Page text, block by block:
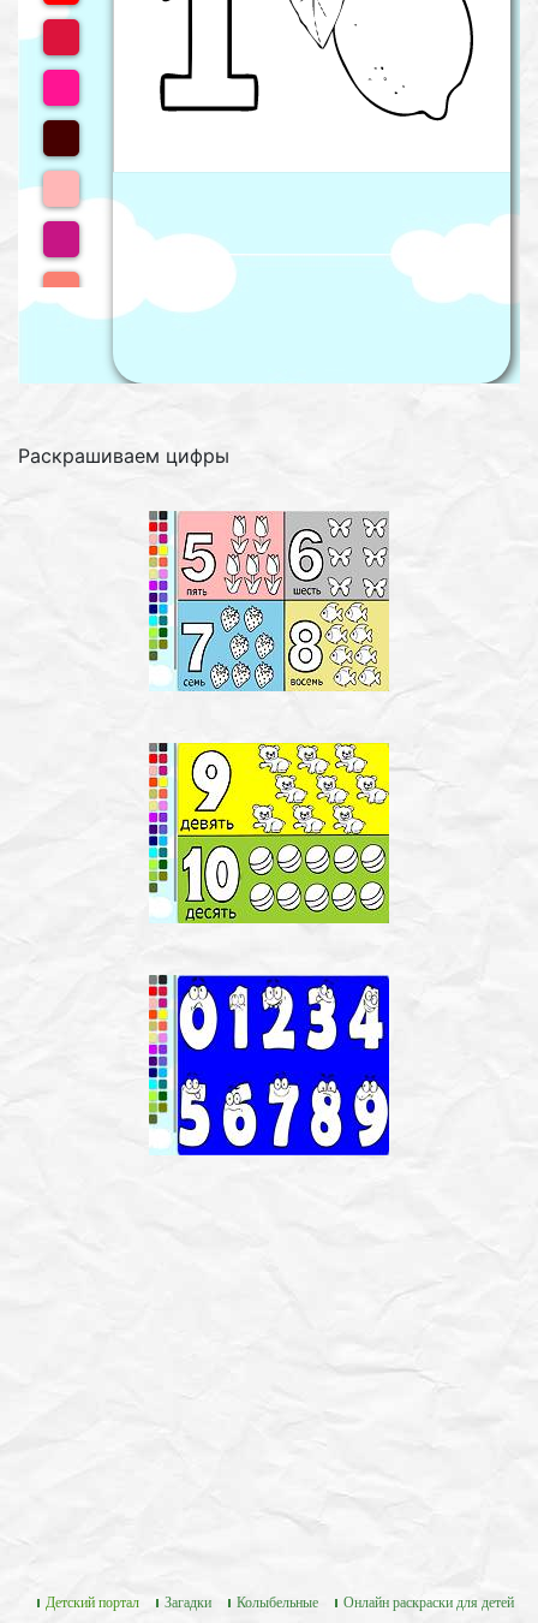
Раскрашиваем цифры
Детский портал Загадки Колыбельные Онлайн раскраски для детей